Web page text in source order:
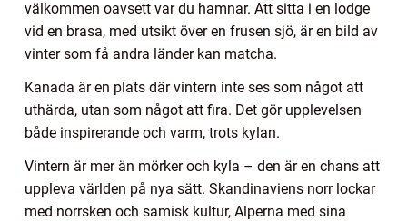
välkommen oavsett var du hamnar. Att sitta i en lodge
vid en brasa, med utsikt över en frusen sjö, är en bild av
vinter som få andra länder kan matcha.
Kanada är en plats där vintern inte ses som något att
uthärda, utan som något att fira. Det gör upplevelsen
både inspirerande och varm, trots kylan.
Vintern är mer än mörker och kyla – den är en chans att
uppleva världen på nya sätt. Skandinaviens norr lockar
med norrsken och samisk kultur, Alperna med sina